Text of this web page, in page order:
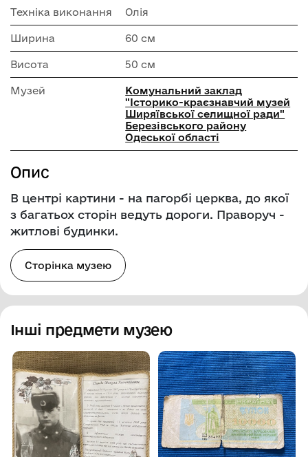
Техніка виконання Олія
Ширина 60 см
Висота 50 см
Музей
Комунальний заклад
"Історико-краєзнавчий музей
Ширяївської селищної ради"
Березівського району
Одеської області
Опис
В центрі картини - на пагорбі церква, до якої
з багатьох сторін ведуть дороги. Праворуч -
житлові будинки.
Сторінка музею
Інші предмети музею